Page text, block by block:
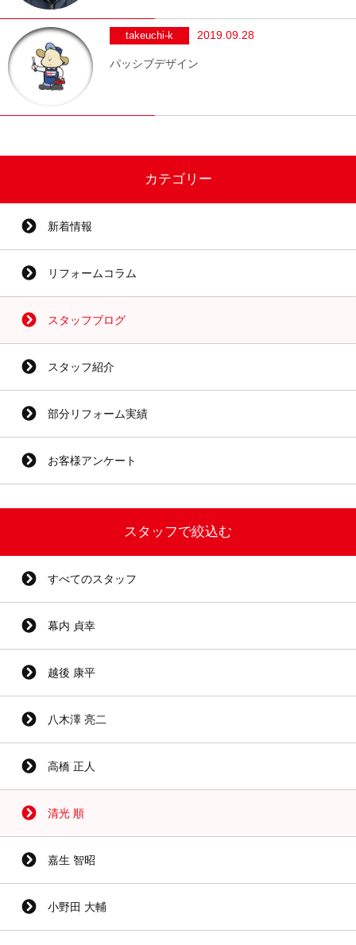
takeuchi-k 2019.09.28
パッシブデザイン
カテゴリー
新着情報
リフォームコラム
スタッフブログ
スタッフ紹介
部分リフォーム実績
お客様アンケート
スタッフで絞込む
すべてのスタッフ
幕内 貞幸
越後 康平
八木澤 亮二
高橋 正人
清光 順
嘉生 智昭
小野田 大輔